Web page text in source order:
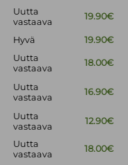
Uutta
vastaava
19.90€
Hyvä 19.90€
Uutta
vastaava
18.00€
Uutta
vastaava
16.90€
Uutta
vastaava
12.90€
Uutta
vastaava
18.00€